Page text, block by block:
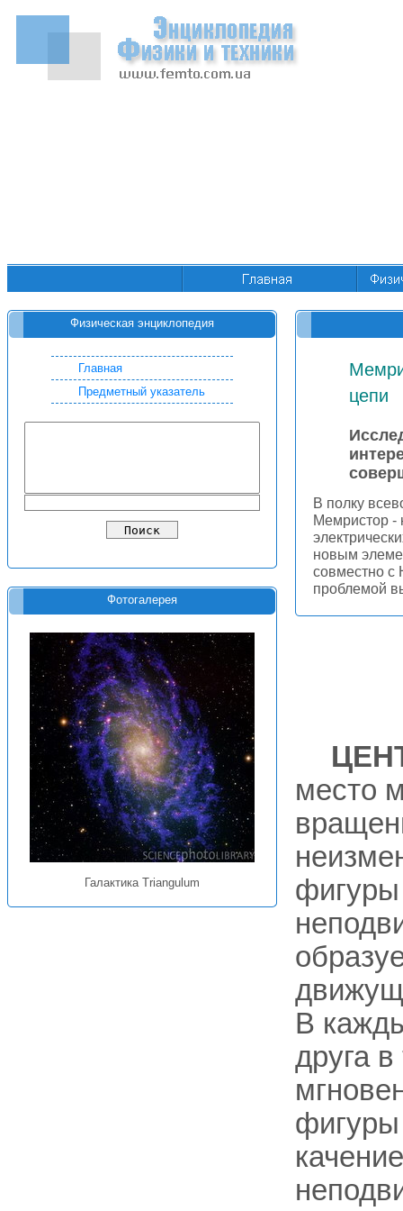
Физическая энциклопедия
Главная
Предметный указатель
Фотогалерея
Галактика Triangulum
цепи
В полку
Мемристор -
новым
совместно с
проблемой
место
фигуры
В
друга
фигуры